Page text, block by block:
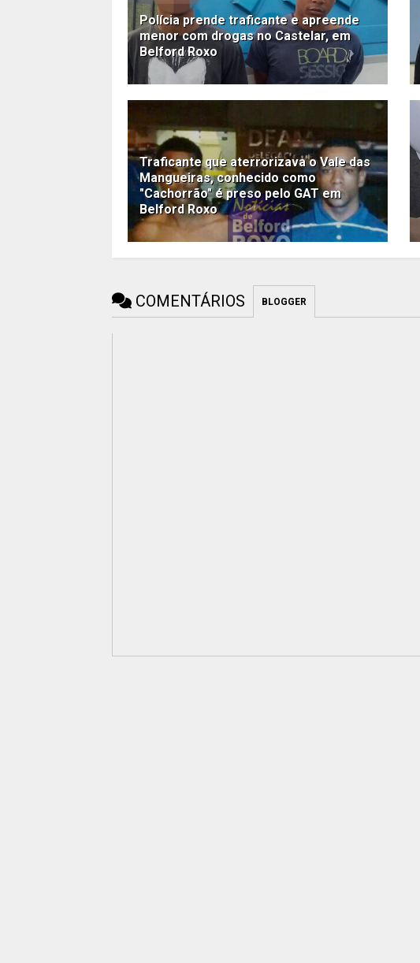
Polícia prende traficante e apreende
menor com drogas no Castelar, em
Belford Roxo
Traficante que aterrorizava o Vale das
Mangueiras, conhecido como
"Cachorrão" é preso pelo GAT em
Belford Roxo
COMENTÁRIOS BLOGGER